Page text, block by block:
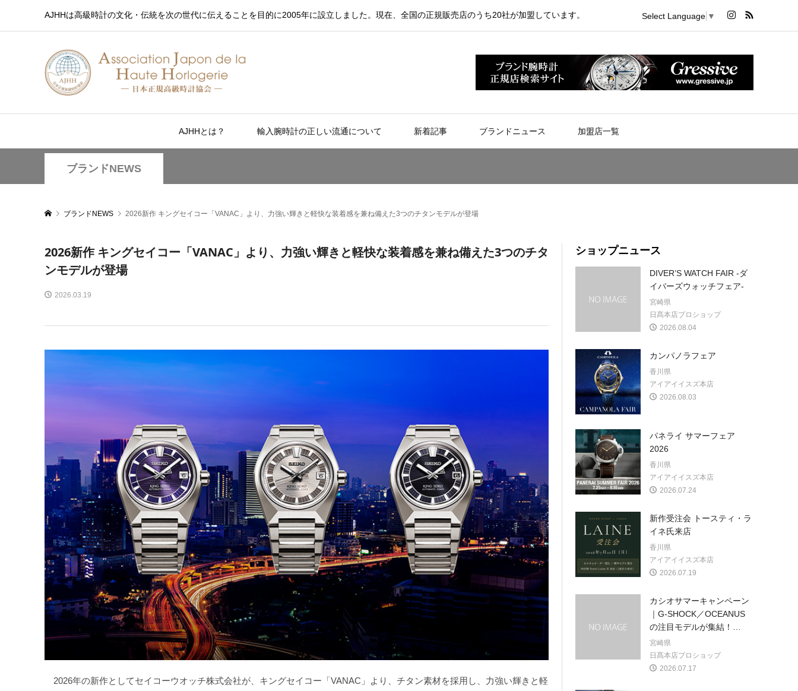
AJHHは高級時計の文化・伝統を次の世代に伝えることを目的に2005年に設立しました。現在、全国の正規販売店のうち20社が加盟しています。 Select Language ▼
AJHHとは？ 輸入腕時計の正しい流通について 新着記事 ブランドニュース 加盟店一覧
ブランドNEWS
ブランドNEWS 2026新作 キングセイコー「VANAC」より、力強い輝きと軽快な装着感を兼ね備えた3つのチタンモデルが登場
2026新作 キングセイコー「VANAC」より、力強い輝きと軽快な装着感を兼ね備えた3つのチタ
ンモデルが登場
2026.03.19
2026年の新作としてセイコーウオッチ株式会社が、キングセイコー「VANAC」より、チタン素材を採用し、力強い輝きと軽
ショップニュース
DIVER’S WATCH FAIR -ダ
イバーズウォッチフェア-
宮崎県
日髙本店プロショップ
2026.08.04
カンパノラフェア
香川県
アイアイイスズ本店
2026.08.03
パネライ サマーフェア
2026
香川県
アイアイイスズ本店
2026.07.24
新作受注会 トースティ・ラ
イネ氏来店
香川県
アイアイイスズ本店
2026.07.19
カシオサマーキャンペーン
｜G-SHOCK／OCEANUS
の注目モデルが集結！ …
宮崎県
日髙本店プロショップ
2026.07.17